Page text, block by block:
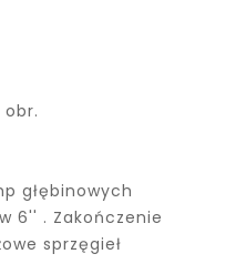
głębinowych
6'' . Zakończenie
sprzęgieł